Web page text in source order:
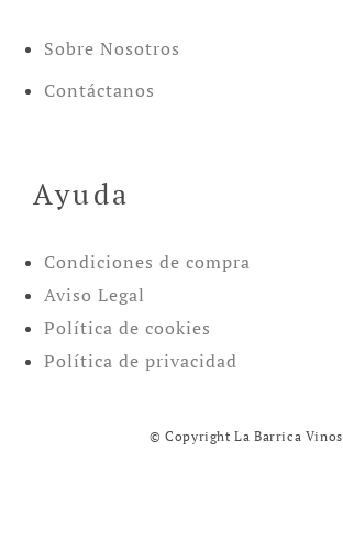
Sobre Nosotros
Contáctanos
Ayuda
Condiciones de compra
Aviso Legal
Política de cookies
Política de privacidad
© Copyright La Barrica Vinos